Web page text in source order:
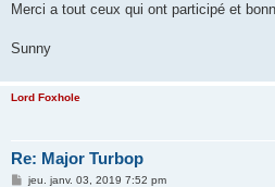
a
Merci a tout ceux qui ont participé et
Sunny
Lord Foxhole
Re: Major Turbop
Mjeu. janv. 03, 2019 7:52 pm